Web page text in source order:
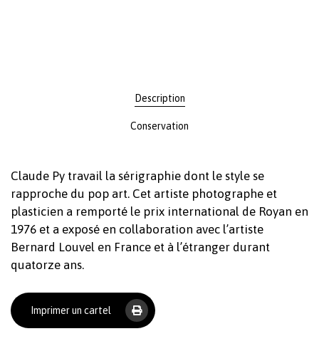
Description
Conservation
Claude Py travail la sérigraphie dont le style se
rapproche du pop art. Cet artiste photographe et
plasticien a remporté le prix international de Royan en
1976 et a exposé en collaboration avec l’artiste
Bernard Louvel en France et à l’étranger durant
quatorze ans.
Imprimer un cartel